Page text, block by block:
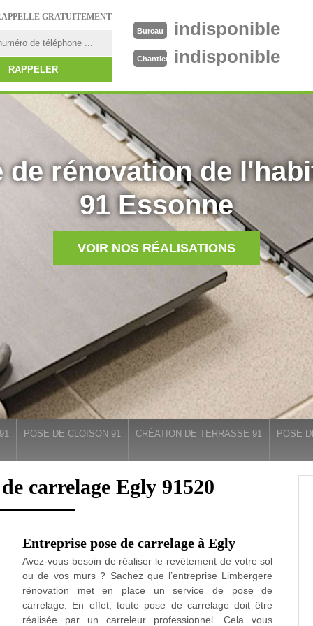
GRATUITEMENT
Bureau indisponible
Chantier indisponible
de rénovation de
91 Essonne
VOIR NOS RÉALISATIONS
POSE DE CLOISON 91 CRÉATION DE TERRASSE 91 POSE
carrelage Egly 91520
Entreprise pose de carrelage à Egly
Avez-vous besoin de réaliser le revêtement de votre sol
ou de vos murs ? Sachez que l’entreprise Limbergere
rénovation met en place un service de pose de
carrelage. En effet, toute pose de carrelage doit être
réalisée par un carreleur professionnel. Cela vous